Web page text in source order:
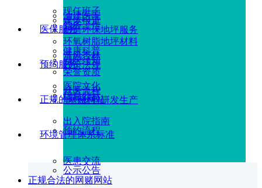
现任班子
环氧树脂地坪材料
荣誉资质
油建医院
媒体报道
健康科普
党务工作
清风杏林
医院文化
耐磨环保地坪服务
就医须知
就医流程
出入院指南
医保服务
政策法规
信息公示
预约服务
地坪材料研发生产
预约流程
医患交流
正规的网赌网站
环境管理体系标准
公示公告
正规合法的网赌网站